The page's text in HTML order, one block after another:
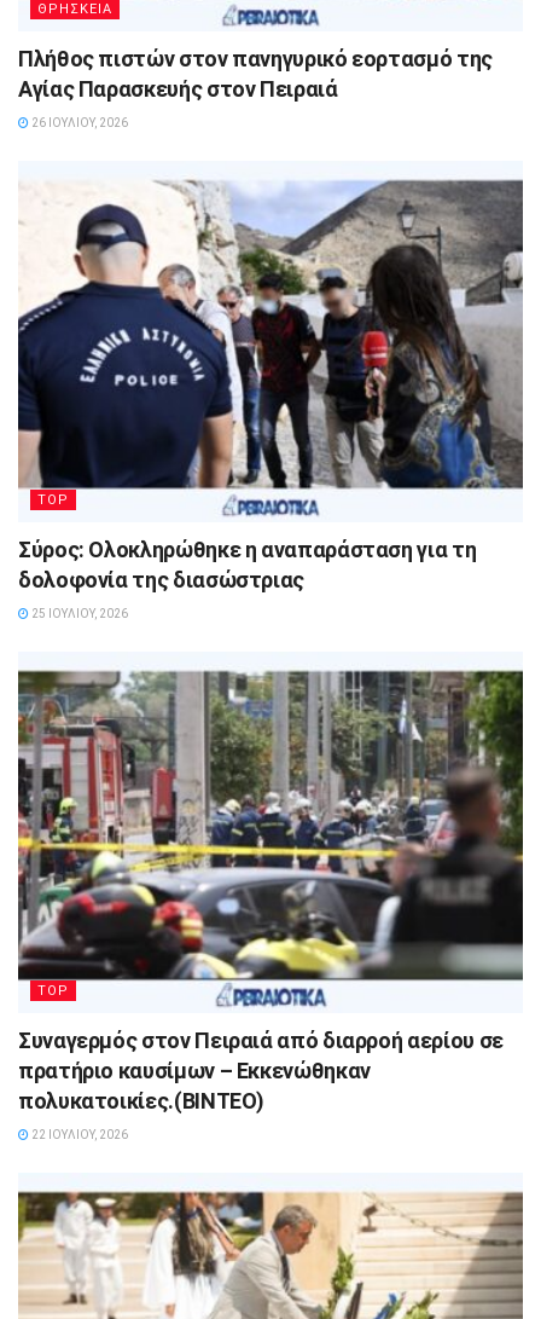
ΘΡΗΣΚΕΙΑ
Πλήθος πιστών στον πανηγυρικό εορτασμό της
Αγίας Παρασκευής στον Πειραιά
26 ΙΟΥΛΊΟΥ, 2026
TOP
Σύρος: Ολοκληρώθηκε η αναπαράσταση για τη
δολοφονία της διασώστριας
25 ΙΟΥΛΊΟΥ, 2026
TOP
Συναγερμός στον Πειραιά από διαρροή αερίου σε
πρατήριο καυσίμων – Εκκενώθηκαν
πολυκατοικίες.(ΒΙΝΤΕΟ)
22 ΙΟΥΛΊΟΥ, 2026